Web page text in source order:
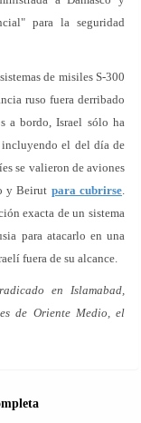
para la seguridad
de misiles S-300
ruso fuera derribado
a bordo, Israel sólo ha
incluyendo el del día de
se valieron de aviones
y Beirut para cubrirse.
exacta de un sistema
para atacarlo en una
fuera de su alcance.
en Islamabad,
de Oriente Medio, el